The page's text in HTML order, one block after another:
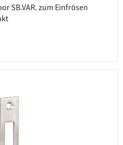
SB.VAR. zum Einfräsen